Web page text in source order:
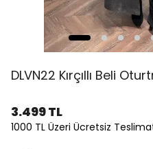
DLVN22 Kırçıllı Beli
3.499 TL
1000 TL Üzeri Ücretsiz